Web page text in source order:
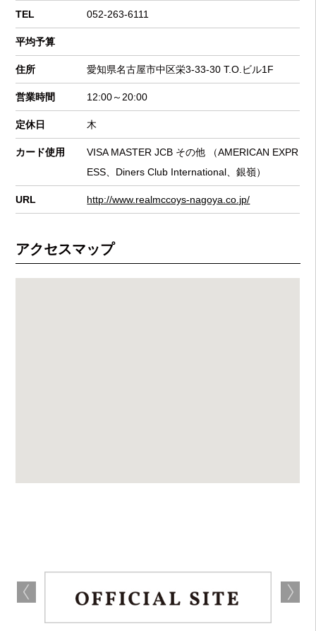
TEL 052-263-6111
平均予算
住所 愛知県名古屋市中区栄3-33-30 T.O.ビル1F
営業時間 12:00～20:00
定休日 木
カード使用
VISA MASTER JCB その他 （AMERICAN EXPR
ESS、Diners Club International、銀嶺）
URL http://www.realmccoys-nagoya.co.jp/
アクセスマップ